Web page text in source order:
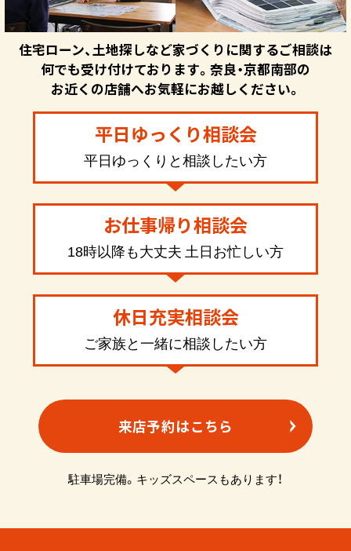
住宅ローン、土地探しなど家づくりに関するご相談は
何でも受け付けております。奈良・京都南部の
お近くの店舗へお気軽にお越しください。
平日ゆっくり相談会
平日ゆっくりと相談したい方
お仕事帰り相談会
18時以降も大丈夫 土日お忙しい方
休日充実相談会
ご家族と一緒に相談したい方
来店予約はこちら
駐車場完備。キッズスペースもあります！